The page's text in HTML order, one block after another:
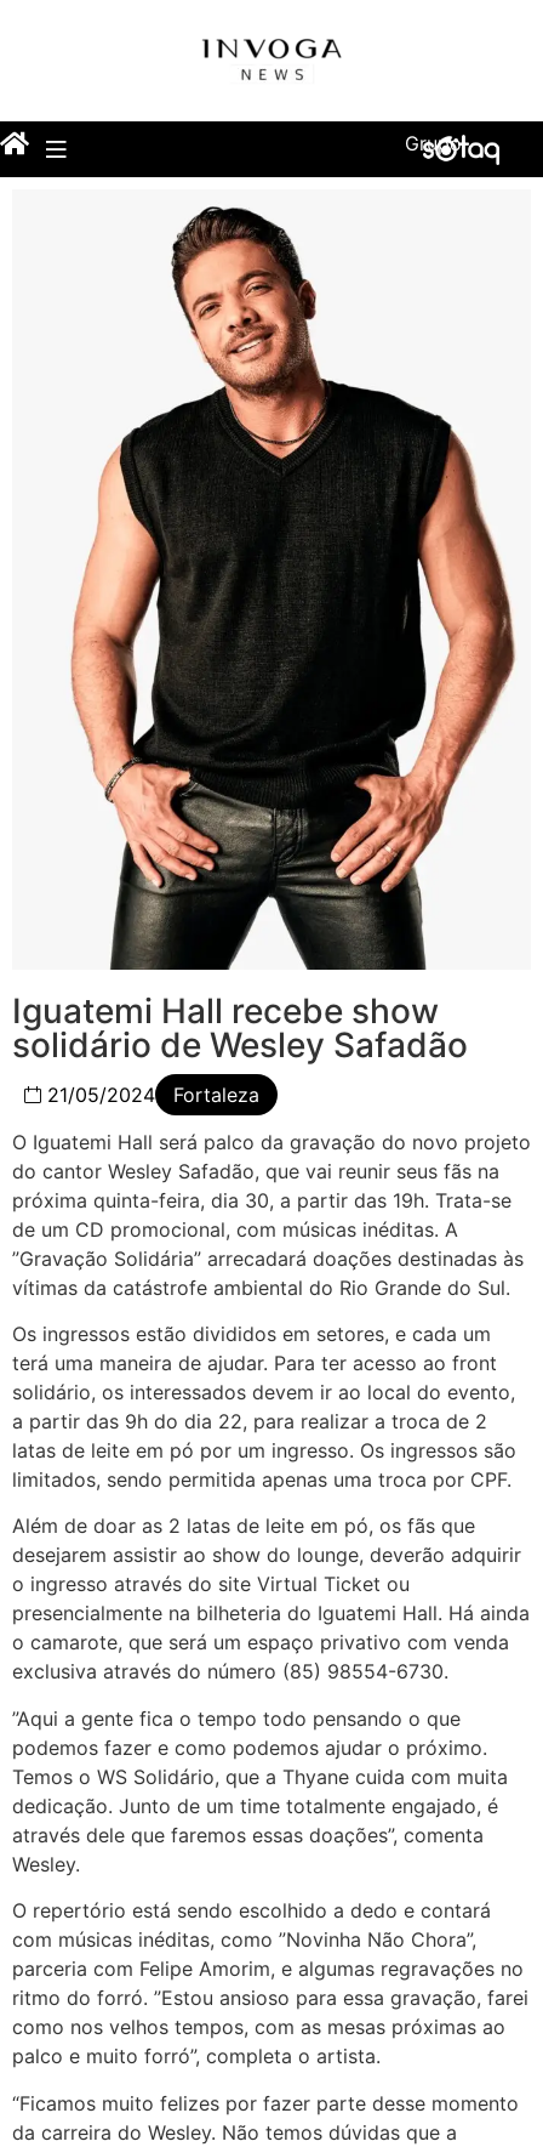
Grupo
Iguatemi Hall recebe show
solidário de Wesley Safadão
21/05/2024
Fortaleza
O Iguatemi Hall será palco da gravação do novo projeto
do cantor Wesley Safadão, que vai reunir seus fãs na
próxima quinta-feira, dia 30, a partir das 19h. Trata-se
de um CD promocional, com músicas inéditas. A
”Gravação Solidária” arrecadará doações destinadas às
vítimas da catástrofe ambiental do Rio Grande do Sul.
Os ingressos estão divididos em setores, e cada um
terá uma maneira de ajudar. Para ter acesso ao front
solidário, os interessados devem ir ao local do evento,
a partir das 9h do dia 22, para realizar a troca de 2
latas de leite em pó por um ingresso. Os ingressos são
limitados, sendo permitida apenas uma troca por CPF.
Além de doar as 2 latas de leite em pó, os fãs que
desejarem assistir ao show do lounge, deverão adquirir
o ingresso através do site Virtual Ticket ou
presencialmente na bilheteria do Iguatemi Hall. Há ainda
o camarote, que será um espaço privativo com venda
exclusiva através do número (85) 98554-6730.
”Aqui a gente fica o tempo todo pensando o que
podemos fazer e como podemos ajudar o próximo.
Temos o WS Solidário, que a Thyane cuida com muita
dedicação. Junto de um time totalmente engajado, é
através dele que faremos essas doações”, comenta
Wesley.
O repertório está sendo escolhido a dedo e contará
com músicas inéditas, como ”Novinha Não Chora”,
parceria com Felipe Amorim, e algumas regravações no
ritmo do forró. ”Estou ansioso para essa gravação, farei
como nos velhos tempos, com as mesas próximas ao
palco e muito forró”, completa o artista.
“Ficamos muito felizes por fazer parte desse momento
da carreira do Wesley. Não temos dúvidas que a